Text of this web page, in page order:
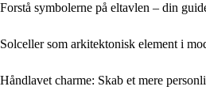
Forstå symbolerne på eltavlen – din
Solceller som arkitektonisk element i
Håndlavet charme: Skab et mere